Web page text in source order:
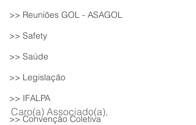
>> Reuniões GOL - ASAGOL
>> Safety
>> Saúde
>> Legislação
>> IFALPA
>> Convenção Coletiva
Caro(a) Associado(a),